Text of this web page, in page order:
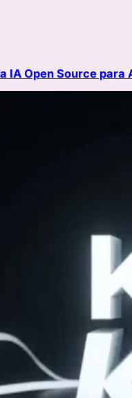
IA Open Source para